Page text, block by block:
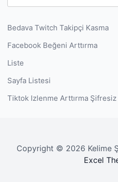
Bedava Twitch Takipçi Kasma
Facebook Beğeni Arttırma
Liste
Sayfa Listesi
Tiktok Izlenme Arttırma Şifresiz
Copyright © 2026 Kelime
Excel